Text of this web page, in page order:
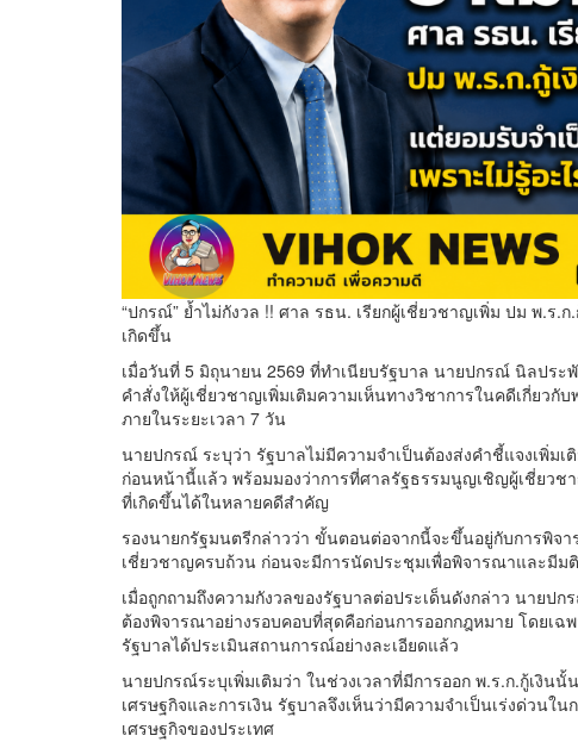
“ปกรณ์” ย้ำไม่กังวล !! ศาล รธน. เรียกผู้เชี่ยวชาญเพิ่ม ปม พ.ร.
เกิดขึ้น
เมื่อวันที่ 5 มิถุนายน 2569 ที่ทำเนียบรัฐบาล นายปกรณ์ นิลป
คำสั่งให้ผู้เชี่ยวชาญเพิ่มเติมความเห็นทางวิชาการในคดีเกี่ยวกั
ภายในระยะเวลา 7 วัน
นายปกรณ์ ระบุว่า รัฐบาลไม่มีความจำเป็นต้องส่งคำชี้แจงเพิ่ม
ก่อนหน้านี้แล้ว พร้อมมองว่าการที่ศาลรัฐธรรมนูญเชิญผู้เชี่ยวช
ที่เกิดขึ้นได้ในหลายคดีสำคัญ
รองนายกรัฐมนตรีกล่าวว่า ขั้นตอนต่อจากนี้จะขึ้นอยู่กับการพิ
เชี่ยวชาญครบถ้วน ก่อนจะมีการนัดประชุมเพื่อพิจารณาและมีม
เมื่อถูกถามถึงความกังวลของรัฐบาลต่อประเด็นดังกล่าว นายป
ต้องพิจารณาอย่างรอบคอบที่สุดคือก่อนการออกกฎหมาย โดยเฉ
รัฐบาลได้ประเมินสถานการณ์อย่างละเอียดแล้ว
นายปกรณ์ระบุเพิ่มเติมว่า ในช่วงเวลาที่มีการออก พ.ร.ก.กู้เงิ
เศรษฐกิจและการเงิน รัฐบาลจึงเห็นว่ามีความจำเป็นเร่งด่วนใ
เศรษฐกิจของประเทศ